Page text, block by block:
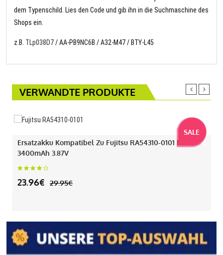
dem Typenschild. Lies den Code und gib ihn in die Suchmaschine des
Shops ein.
z.B. TLp038D7/ AA-PB9NC6B / A32-M47 / BTY-L45
VERWANDTE PRODUKTE
SALE
Ersatzakku Kompatibel Zu Fujitsu RA54310-0101 Mit
3400mAh 3.87V
23.96€ 29.95€